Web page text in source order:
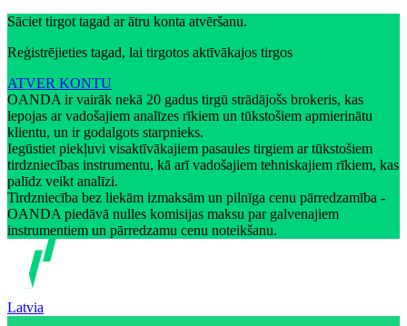
Sāciet tirgot tagad ar ātru konta atvēršanu.
Reģistrējieties tagad, lai tirgotos aktīvākajos tirgos
ATVER KONTU
OANDA ir vairāk nekā 20 gadus tirgū strādājošs brokeris, kas
lepojas ar vadošajiem analīzes rīkiem un tūkstošiem apmierinātu
klientu, un ir godalgots starpnieks.
Iegūstiet piekļuvi visaktīvākajiem pasaules tirgiem ar tūkstošiem
tirdzniecības instrumentu, kā arī vadošajiem tehniskajiem rīkiem, kas
palīdz veikt analīzi.
Tirdzniecība bez liekām izmaksām un pilnīga cenu pārredzamība -
OANDA piedāvā nulles komisijas maksu par galvenajiem
instrumentiem un pārredzamu cenu noteikšanu.
Latvia